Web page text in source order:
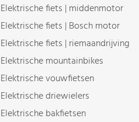
Elektrische fiets | middenmotor
Elektrische fiets | Bosch motor
Elektrische fiets | riemaandrijving
Elektrische mountainbikes
Elektrische vouwfietsen
Elektrische driewielers
Elektrische bakfietsen